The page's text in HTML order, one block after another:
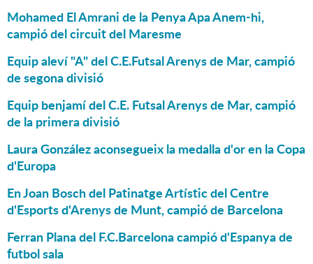
Mohamed El Amrani de la Penya Apa Anem-hi,
campió del circuit del Maresme
Equip aleví "A" del C.E.Futsal Arenys de Mar, campió
de segona divisió
Equip benjamí del C.E. Futsal Arenys de Mar, campió
de la primera divisió
Laura González aconsegueix la medalla d'or en la Copa
d'Europa
En Joan Bosch del Patinatge Artístic del Centre
d'Esports d'Arenys de Munt, campió de Barcelona
Ferran Plana del F.C.Barcelona campió d'Espanya de
futbol sala